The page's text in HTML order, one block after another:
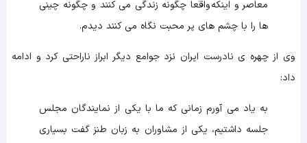
معاصر و اینکه واقعا چگونه زندگی می کنند و چگونه چینی
ها را با چشم های پر محبت نگاه می کنند دیدم.
وی از چهره ی نادرست ایران نزد جوامع دیگر ابراز ناراحتی کرد و ادامه
داد:
به یاد می آورم زمانی که ما با یکی از نمایندگان مجلس
جلسه داشتیم، یکی از مشاوران به زبان طنز گفت بسیاری